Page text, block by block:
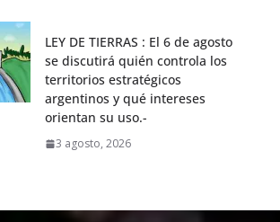
LEY DE TIERRAS : El 6 de agosto
se discutirá quién controla los
territorios estratégicos
argentinos y qué intereses
orientan su uso.-
3 agosto, 2026